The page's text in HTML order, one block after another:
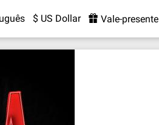
$ US Dollar Vale-presente